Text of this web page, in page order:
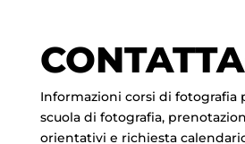
Informazioni corsi di fotografia
scuola di fotografia,
orientativi e richiesta